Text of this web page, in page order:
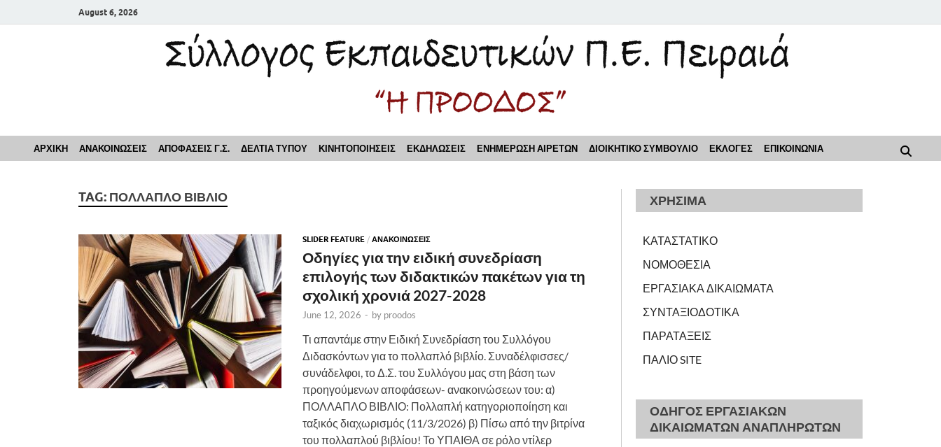
August 6, 2026
Σύλλογος Εκπαιδευτικών Π.Ε. Πειραιά "Η Πρόοδος"
ΑΡΧΙΚΗ ΑΝΑΚΟΙΝΩΣΕΙΣ ΑΠΟΦΑΣΕΙΣ Γ.Σ. ΔΕΛΤΙΑ ΤΥΠΟΥ ΚΙΝΗΤΟΠΟΙΗΣΕΙΣ ΕΚΔΗΛΩΣΕΙΣ ΕΝΗΜΕΡΩΣΗ ΑΙΡΕΤΩΝ ΔΙΟΙΚΗΤΙΚΟ ΣΥΜΒΟΥΛΙΟ ΕΚΛΟΓΕΣ ΕΠΙΚΟΙΝΩΝΙΑ
TAG: ΠΟΛΛΑΠΛΟ ΒΙΒΛΙΟ
SLIDER FEATURE / ΑΝΑΚΟΙΝΩΣΕΙΣ
Οδηγίες για την ειδική συνεδρίαση
επιλογής των διδακτικών πακέτων για τη
σχολική χρονιά 2027-2028
June 12, 2026 - by proodos
Τι απαντάμε στην Ειδική Συνεδρίαση του Συλλόγου
Διδασκόντων για το πολλαπλό βιβλίο. Συναδέλφισσες/
συνάδελφοι, το Δ.Σ. του Συλλόγου μας στη βάση των
προηγούμενων αποφάσεων- ανακοινώσεων του: α)
ΠΟΛΛΑΠΛΟ ΒΙΒΛΙΟ: Πολλαπλή κατηγοριοποίηση και
ταξικός διαχωρισμός (11/3/2026) β) Πίσω από την βιτρίνα
του πολλαπλού βιβλίου! Το ΥΠΑΙΘΑ σε ρόλο ντίλερ
ΧΡΗΣΙΜΑ
ΚΑΤΑΣΤΑΤΙΚΟ
ΝΟΜΟΘΕΣΙΑ
ΕΡΓΑΣΙΑΚΑ ΔΙΚΑΙΩΜΑΤΑ
ΣΥΝΤΑΞΙΟΔΟΤΙΚΑ
ΠΑΡΑΤΑΞΕΙΣ
ΠΑΛΙΟ SITE
ΟΔΗΓΟΣ ΕΡΓΑΣΙΑΚΩΝ
ΔΙΚΑΙΩΜΑΤΩΝ ΑΝΑΠΛΗΡΩΤΩΝ